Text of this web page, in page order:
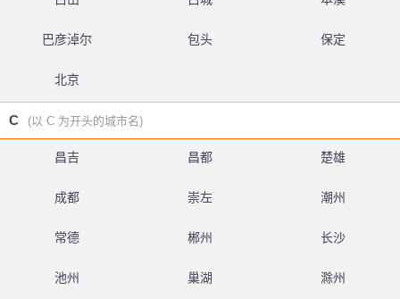
巴彦淖尔 包头 保定
北京
C (以 C 为开头的城市名)
昌吉 昌都 楚雄
成都 崇左 潮州
常德 郴州 长沙
池州 巢湖 滁州